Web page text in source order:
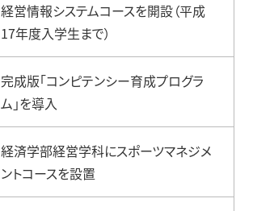
経営情報システムコースを開設（平成
17年度⼊学⽣まで）
完成版「コンピテンシー育成プログラ
ム」を導⼊
経済学部経営学科にスポーツマネジメ
ントコースを設置